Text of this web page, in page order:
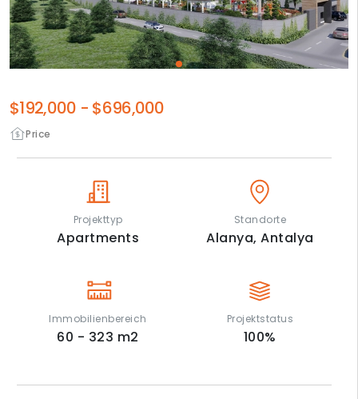
Price
$192,000 - $696,000
Projekttyp
Apartments
Standorte
Alanya,Antalya
Immobilienbereich
60 - 323 m2
Projektstatus
100%